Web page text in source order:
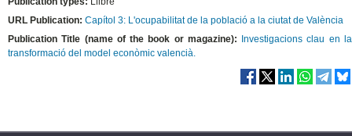
URL Publication: Capítol 3: L'ocupabilitat de la població a la ciutat de València
Publication Title (name of the book or magazine): Investigacions clau en la
transformació del model econòmic valencià.